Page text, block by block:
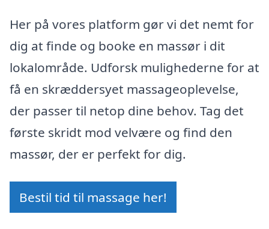
Her på vores platform gør vi det nemt for
dig at finde og booke en massør i dit
lokalområde. Udforsk mulighederne for at
få en skræddersyet massageoplevelse,
der passer til netop dine behov. Tag det
første skridt mod velvære og find den
massør, der er perfekt for dig.
Bestil tid til massage her!